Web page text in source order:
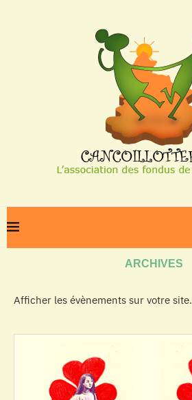
ARCHIVES
Afficher les évènements sur votre site.